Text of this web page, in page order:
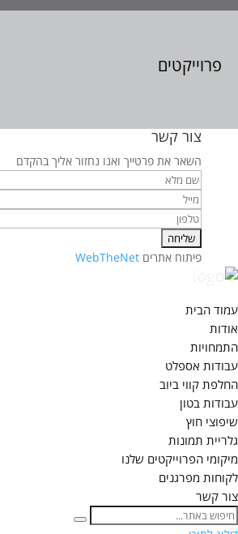
פרוייקטים
צור קשר
השאר את פרטייך ואנו נחזור אליך בהקדם
פיתוח אתרים WebTheNet
עמוד הבית
אודות
התמחויות
עבודות אספלט
החלפת קווי ביוב
עבודות בטון
שיפוצי חוץ
גלריית תמונות
מיקומי הפרוייקטים שלנו
לקוחות מפרגנים
צור קשר